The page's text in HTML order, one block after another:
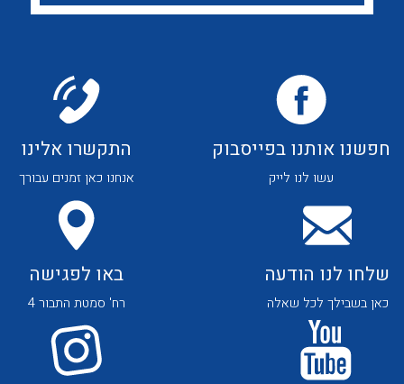
לכל מוצרי היצרן לכל מוצרי היצרן
חפשנו אותנו בפייסבוק
עשו לנו לייק
התקשרו אלינו
אנחנו כאן זמנים עבורך
שלחו לנו הודעה
כאן בשבילך לכל שאלה
באו לפגישה
רח' סמטת התבור 4